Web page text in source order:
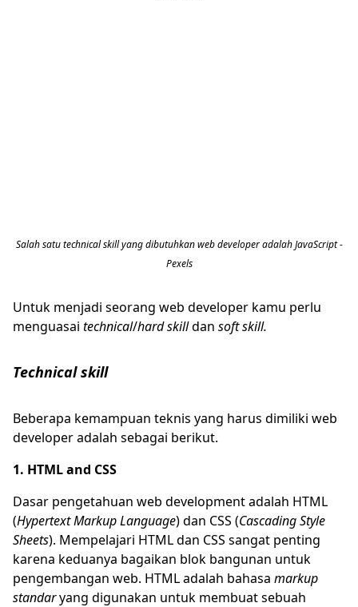
Salah satu technical skill yang dibutuhkan web developer adalah JavaScript -
Pexels
Untuk menjadi seorang web developer kamu perlu
menguasai technical/hard skilldan soft skill.
Technical skill
Beberapa kemampuan teknis yang harus dimiliki web
developer adalah sebagai berikut.
1. HTML and CSS
Dasar pengetahuan web development adalah HTML
(Hypertext Markup Language) dan CSS (Cascading Style
Sheets). Mempelajari HTML dan CSS sangat penting
karena keduanya bagaikan blok bangunan untuk
pengembangan web. HTML adalah bahasa markup
standaryang digunakan untuk membuat sebuah